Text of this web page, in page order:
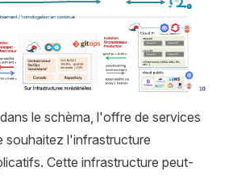
le schèma, l'offre de services
souhaitez l'infrastructure
Cette infrastructure peut-